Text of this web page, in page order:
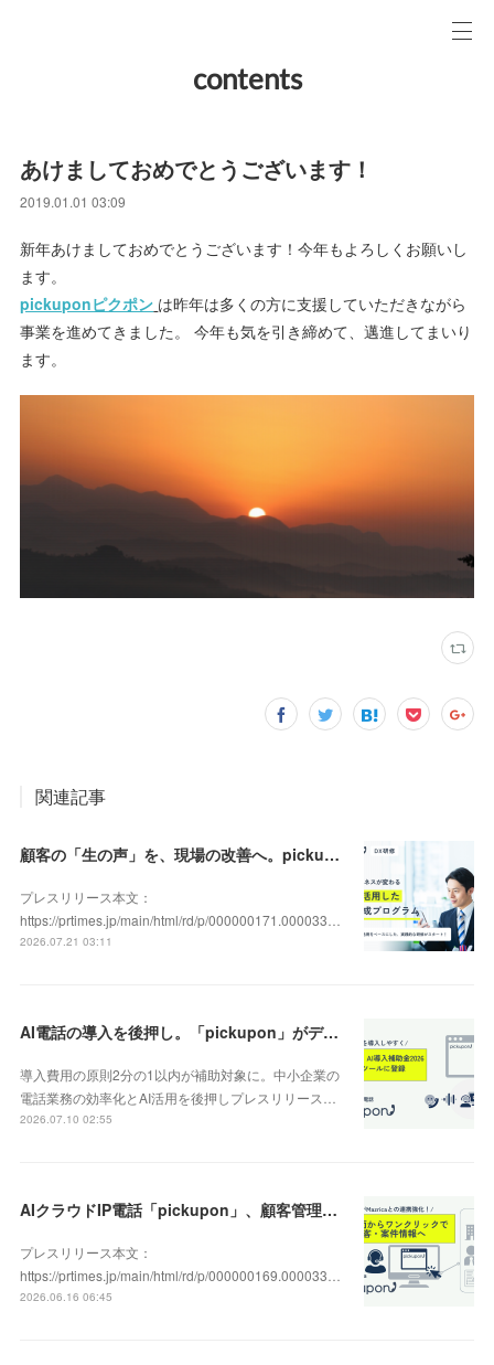
contents
あけましておめでとうございます！
2019.01.01 03:09
新年あけましておめでとうございます！今年もよろしくお願いし
ます。
pickuponピクポン は昨年は多くの方に支援していただきながら
事業を進めてきました。 今年も気を引き締めて、邁進してまいり
ます。
関連記事
顧客の「生の声」を、現場の改善へ。pickupon、実践型「DX人材育成研修」の提供を開始
プレスリリース本文：
https://prtimes.jp/main/html/rd/p/000000171.000033…
2026.07.21 03:11
AI電話の導入を後押し。「pickupon」がデジタル化・AI導入補助金2026（旧IT導入補助金）の対象ツールとして登録
導入費用の原則2分の1以内が補助対象に。中小企業の
電話業務の効率化とAI活用を後押しプレスリリース…
2026.07.10 02:55
AIクラウドIP電話「pickupon」、顧客管理システム「Mazrica」上の顧客や案件の詳細情報へワンクリックで遷移できる新機能を追加
プレスリリース本文：
https://prtimes.jp/main/html/rd/p/000000169.000033…
2026.06.16 06:45